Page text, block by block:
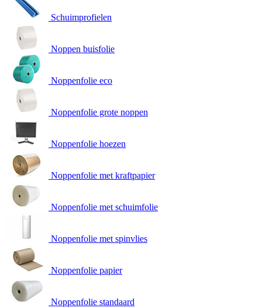
Schuimprofielen
Noppen buisfolie
Noppenfolie eco
Noppenfolie grote noppen
Noppenfolie hoezen
Noppenfolie met kraftpapier
Noppenfolie met schuimfolie
Noppenfolie met spinvlies
Noppenfolie papier
Noppenfolie standaard